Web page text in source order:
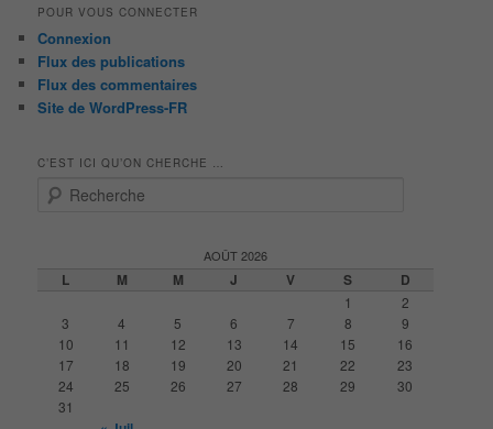
POUR VOUS CONNECTER
Connexion
Flux des publications
Flux des commentaires
Site de WordPress-FR
C’EST ICI QU’ON CHERCHE …
AOÛT 2026
L M M J V S D
1
2
3
4 5 6 7 8
9
10
11 12 13 14 15
16
17
18 19 20 21 22
23
24
25 26 27 28 29
30
31